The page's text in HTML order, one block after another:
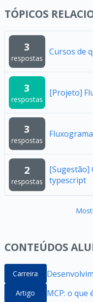
TÓPICOS
3
respostas
Cursos de
3
respostas
[Projeto]
3
respostas
2
respostas
[Sugestão]
typescript
CONTEÚDOS
Carreira
Artigo MCP: o que